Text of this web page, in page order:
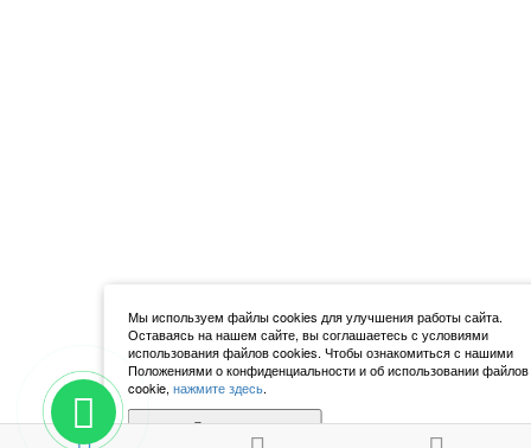
Мы используем файлы cookies для улучшения работы сайта.
Оставаясь на нашем сайте, вы соглашаетесь с условиями
использования файлов cookies. Чтобы ознакомиться с нашими
Положениями о конфиденциальности и об использовании файлов
cookie, нажмите здесь.
Я согласен